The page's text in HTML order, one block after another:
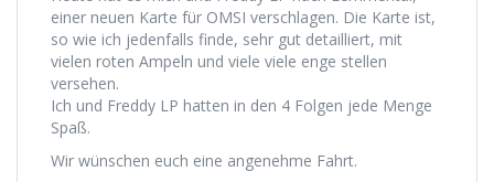
einer neuen Karte für OMSI verschlagen. Die Karte ist,
so wie ich jedenfalls finde, sehr gut detailliert, mit
vielen roten Ampeln und viele viele enge stellen
versehen.
Ich und Freddy LP hatten in den 4 Folgen jede Menge
Spaß.
Wir wünschen euch eine angenehme Fahrt.